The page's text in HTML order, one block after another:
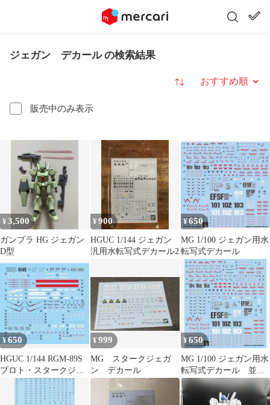
ジェガン デカール の検索結果
販売中のみ表示
並び替え
¥3,500
ガンプラ HG ジェガン
D型
¥900
HGUC 1/144 ジェガン
汎用水転写式デカール2
¥650
MG 1/100 ジェガン用水
転写式デカール
¥650
HGUC 1/144 RGM-89S
プロト・スタークジェ
ガン用水転写式デカー
¥999
MG スタークジェガ
ン デカール
¥650
MG 1/100 ジェガン用水
転写式デカール 並行
輸入品